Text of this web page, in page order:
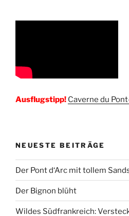
Ausflugstipp! Caverne du
NEUESTE BEITRÄGE
Der Pont d‘Arc mit tollem
Der Bignon blüht
Wildes Südfrankreich: